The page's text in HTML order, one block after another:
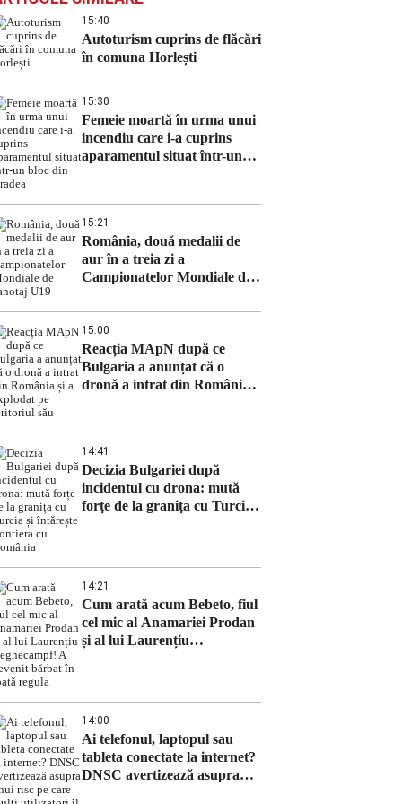
15:40
Autoturism cuprins de flăcări
în comuna Horlești
15:30
Femeie moartă în urma unui
incendiu care i-a cuprins
aparamentul situat într-un
15:21
România, două medalii de
aur în a treia zi a
Campionatelor Mondiale de
15:00
Reacția MApN după ce
Bulgaria a anunțat că o
dronă a intrat din România
14:41
Decizia Bulgariei după
incidentul cu drona: mută
forțe de la granița cu Turcia
14:21
Cum arată acum Bebeto, fiul
cel mic al Anamariei Prodan
și al lui Laurențiu
14:00
Ai telefonul, laptopul sau
tableta conectate la internet?
DNSC avertizează asupra